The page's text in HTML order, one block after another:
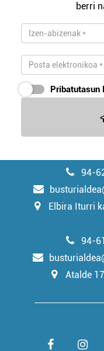
zerbitzuak
baliatzen gara. Ohar
erabiltzeko baimen
irakurri
berri
Pribatutasun
94-
Elbira Iturri
94-
Atalde